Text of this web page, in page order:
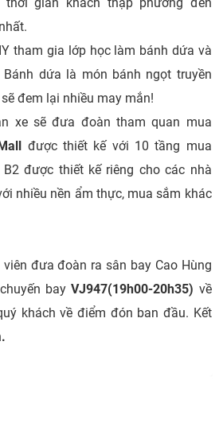
tham gia lớp học làm bánh dứa và
dứa là món bánh ngọt truyền
đem lại nhiều may mắn!
xe sẽ đưa đoàn tham quan mua
được thiết kế với 10 tầng mua
được thiết kế riêng cho các nhà
nhiều nền ẩm thực, mua sắm khác
đưa đoàn ra sân bay Cao Hùng
bayVJ947(19h00-20h35) về
khách về điểm đón ban đầu. Kết
.